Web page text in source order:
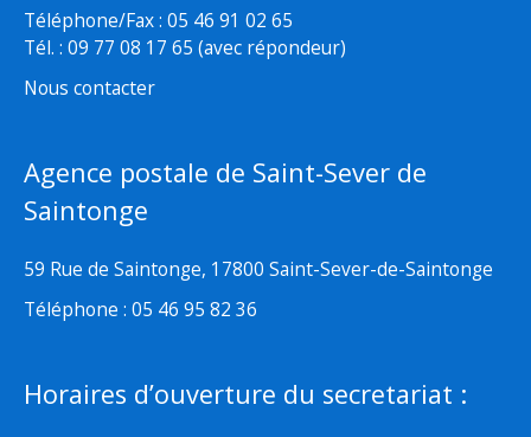
Téléphone/Fax : 05 46 91 02 65
Tél. : 09 77 08 17 65 (avec répondeur)
Nous contacter
Agence postale de Saint-Sever de
Saintonge
59 Rue de Saintonge, 17800 Saint-Sever-de-Saintonge
Téléphone : 05 46 95 82 36
Horaires d’ouverture du secretariat :